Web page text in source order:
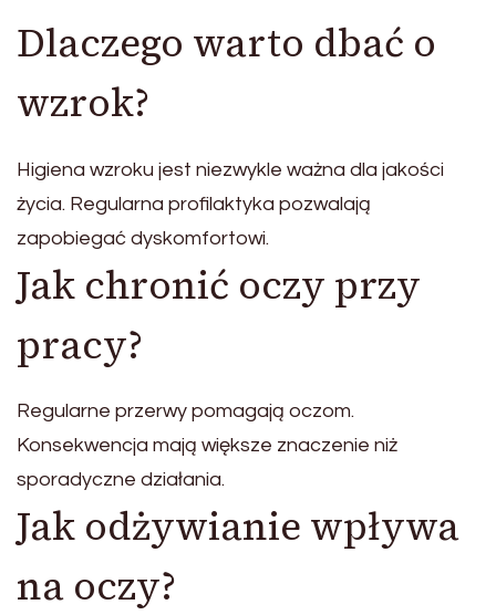
Dlaczego warto dbać o
wzrok?
Higiena wzroku jest niezwykle ważna dla jakości
życia. Regularna profilaktyka pozwalają
zapobiegać dyskomfortowi.
Jak chronić oczy przy
pracy?
Regularne przerwy pomagają oczom.
Konsekwencja mają większe znaczenie niż
sporadyczne działania.
Jak odżywianie wpływa
na oczy?